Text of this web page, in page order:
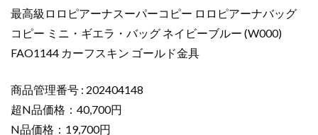
ピ
ア
ー
バ
ッ
グ
最高級ロロピアーナスーパーコピー ロロピアーナバッグ
コピー ミニ・ギエラ・バッグ ネイビーブルー (W000)
FAO1144 カーフスキン ゴールド金具
商品管理番号 : 202404148
超N品価格：40,700円
N品価格：19,700円